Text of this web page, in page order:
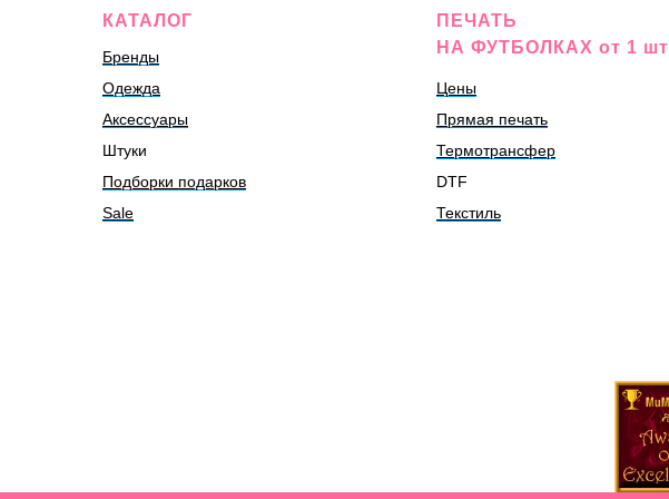
КАТАЛОГ
Бренды
Одежда
Аксессуары
Штуки
Подборки подарков
Sale
ПЕЧАТЬ
НА ФУТБОЛКАХ от 1 шт
Цены
Прямая печать
Термотрансфер
DTF
Текстиль